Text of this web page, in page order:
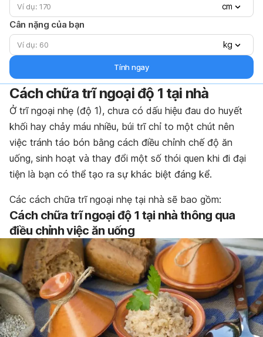
cm
Cân nặng của bạn
kg
Tính ngay
Cách chữa trĩ ngoại độ 1 tại nhà
Ở trĩ ngoại nhẹ (độ 1), chưa có dấu hiệu đau do huyết
khối hay chảy máu nhiều, búi trĩ chỉ to một chút nên
việc tránh táo bón bằng cách điều chỉnh chế độ ăn
uống, sinh hoạt và thay đổi một số thói quen khi đi đại
tiện là bạn có thể tạo ra sự khác biệt đáng kể.
Các cách chữa trĩ ngoại nhẹ tại nhà sẽ bao gồm:
Cách chữa trĩ ngoại độ 1 tại nhà thông qua
điều chỉnh việc ăn uống